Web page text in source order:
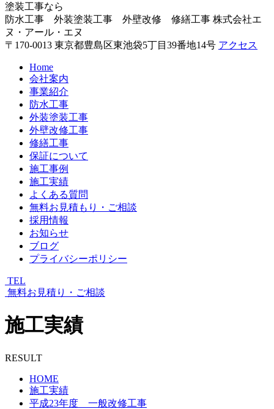
防水工事 外装塗装工事 外壁改修 修繕工事 株式会社エ
ヌ・アール・エヌ
〒170-0013 東京都豊島区東池袋5丁目39番地14号 アクセス
Home
会社案内
事業紹介
防水工事
外装塗装工事
外壁改修工事
修繕工事
保証について
施工事例
施工実績
よくある質問
無料お見積もり・ご相談
採用情報
お知らせ
ブログ
プライバシーポリシー
TEL
無料お見積り・ご相談
施工実績
RESULT
HOME
施工実績
平成23年度 一般改修工事